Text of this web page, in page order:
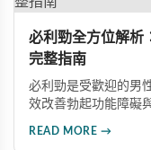
必利勁全方位解析
完整指南
必利勁是受歡迎的男
效改善勃起功能障礙
READ MORE →